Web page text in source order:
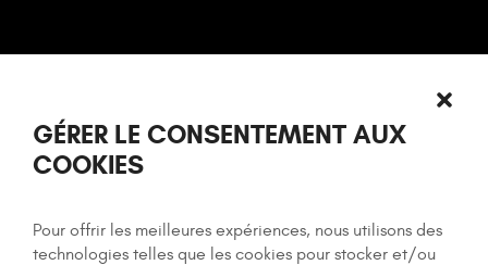
GÉRER LE CONSENTEMENT AUX
COOKIES
Pour offrir les meilleures expériences, nous utilisons des
technologies telles que les cookies pour stocker et/ou